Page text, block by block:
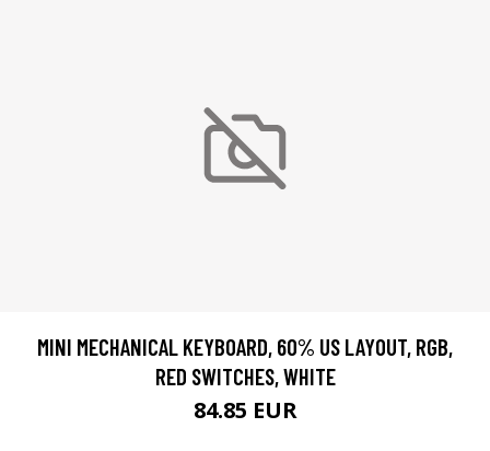
MINI MECHANICAL KEYBOARD, 60% US LAYOUT, RGB,
RED SWITCHES, WHITE
84.85 EUR